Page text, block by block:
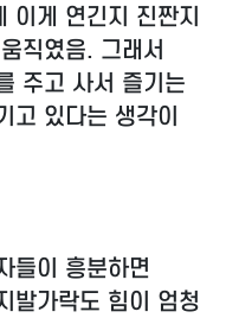
이게 연긴지 진짠지
직였음. 그래서
주고 사서 즐기는
고 있다는 생각이
들이 흥분하면
발가락도 힘이 엄청